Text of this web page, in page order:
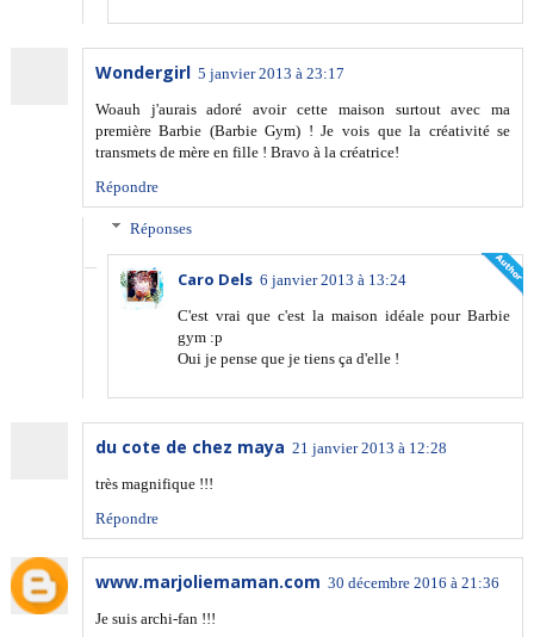
Wondergirl 5 janvier 2013 à 23:17
Woauh j'aurais adoré avoir cette maison surtout avec ma
première Barbie (Barbie Gym) ! Je vois que la créativité se
transmets de mère en fille ! Bravo à la créatrice!
Répondre
Réponses
Caro Dels 6 janvier 2013 à 13:24
C'est vrai que c'est la maison idéale pour Barbie
gym :p
Oui je pense que je tiens ça d'elle !
du cote de chez maya 21 janvier 2013 à 12:28
très magnifique !!!
Répondre
www.marjoliemaman.com 30 décembre 2016 à 21:36
Je suis archi-fan !!!